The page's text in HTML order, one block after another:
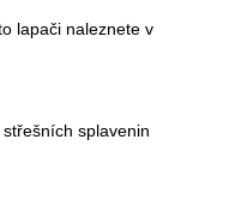
lapači naleznete v
splavenin